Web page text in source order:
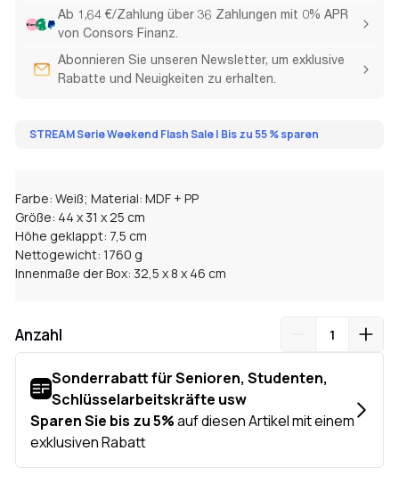
Ab 1,64 €/Zahlung über 36 Zahlungen mit 0% APR
von Consors Finanz.
Abonnieren Sie unseren Newsletter, um exklusive
Rabatte und Neuigkeiten zu erhalten.
STREAM Serie Weekend Flash Sale | Bis zu 55 % sparen
Farbe: Weiß; Material: MDF + PP
Größe: 44 x 31 x 25 cm
Höhe geklappt: 7,5 cm
Nettogewicht: 1760 g
Innenmaße der Box: 32,5 x 8 x 46 cm
Anzahl